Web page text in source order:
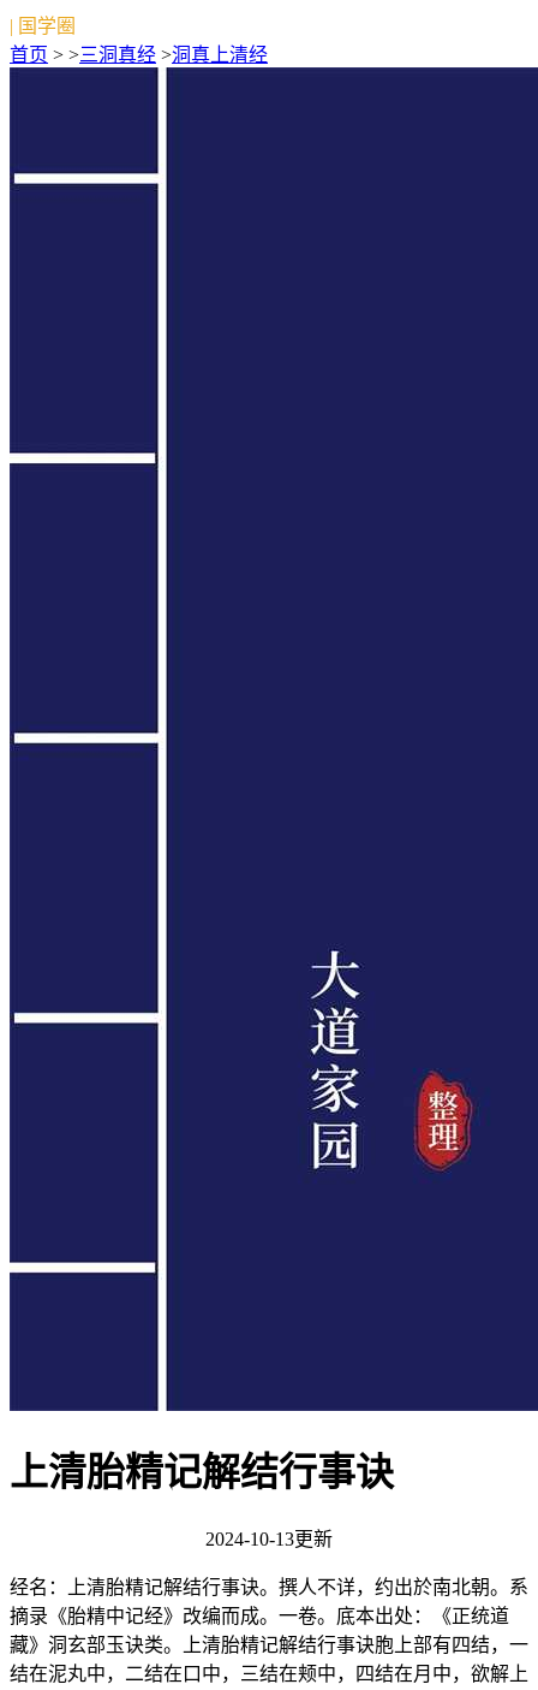
| 国学圈
首页 > >三洞真经 >洞真上清经
上清胎精记解结行事诀
2024-10-13更新
经名：上清胎精记解结行事诀。撰人不详，约出於南北朝。系
摘录《胎精中记经》改编而成。一卷。底本出处：《正统道
藏》洞玄部玉诀类。上清胎精记解结行事诀胞上部有四结，一
结在泥丸中，二结在口中，三结在颊中，四结在月中，欲解上